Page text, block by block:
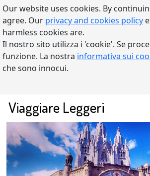
Our website uses cookies. By
agree. Our privacy and cookies policy
harmless cookies are.
Il nostro sito utilizza i 'cookie'. Se
funzione. La nostra informativa sui
che sono innocui.
Viaggiare Leggeri